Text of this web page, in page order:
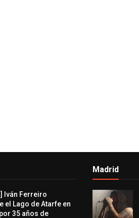
Iván Ferreiro
el Lago de Atarfe en
35 años de
Madrid